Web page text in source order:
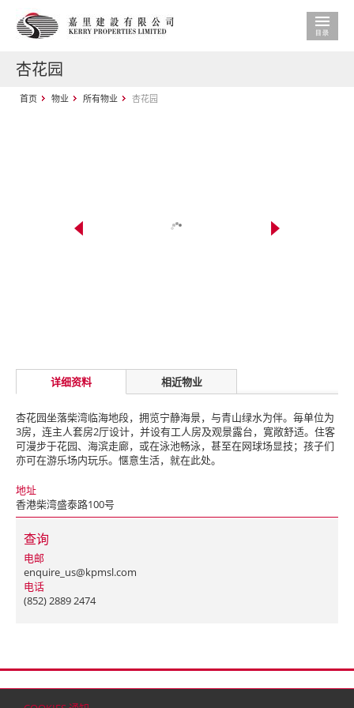
杏花园
首页 物业 所有物业 杏花园
详细资料 相近物业
杏花园坐落柴湾临海地段，拥览宁静海景，与青山绿水为伴。毎单位为
3房，连主人套房2厅设计，并设有工人房及观景露台，寛敞舒适。住客
可漫步于花园、海滨走廊，或在泳池畅泳，甚至在网球场显技；孩子们
亦可在游乐场内玩乐。惬意生活，就在此处。
地址
香港柴湾盛泰路100号
查询
电邮
enquire_us@kpmsl.com
电话
(852) 2889 2474